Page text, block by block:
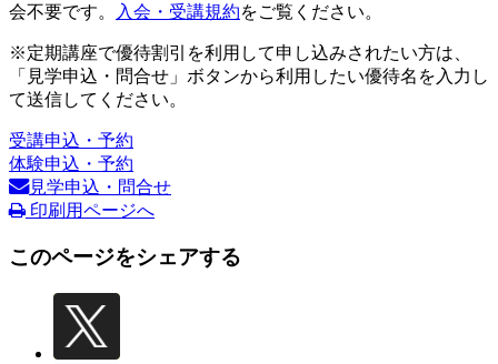
会不要です。
入会・受講規約をご覧ください。
※定期講座で優待割引を利用して申し込みされたい方は、
「見学申込・問合せ」ボタンから利用したい優待名を入力し
て送信してください。
受講申込・予約
体験申込・予約
見学申込・問合せ
印刷用ページへ
このページをシェアする